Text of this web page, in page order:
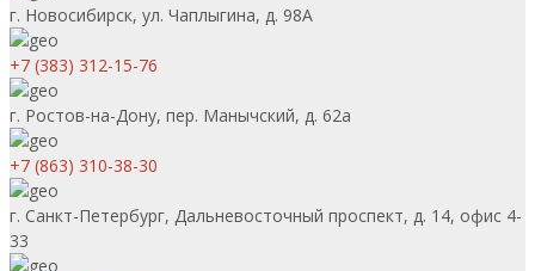
г. Новосибирск, ул. Чаплыгина, д. 98А
+7 (383) 312-15-76
г. Ростов-на-Дону, пер. Манычский, д. 62а
+7 (863) 310-38-30
г. Санкт-Петербург, Дальневосточный проспект, д. 14, офис 4-
33